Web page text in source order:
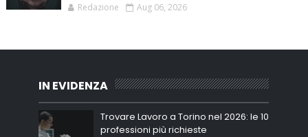
Redazione Aug 06, 2026
IN EVIDENZA
Trovare Lavoro a Torino nel 2026: le 10
professioni più richieste